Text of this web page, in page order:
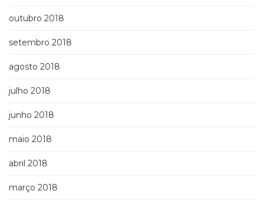
outubro 2018
setembro 2018
agosto 2018
julho 2018
junho 2018
maio 2018
abril 2018
março 2018